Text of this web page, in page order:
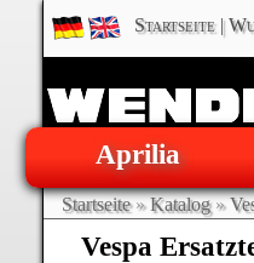
Startseite|
Aprilia
Startseite»Katalog»
Vespa